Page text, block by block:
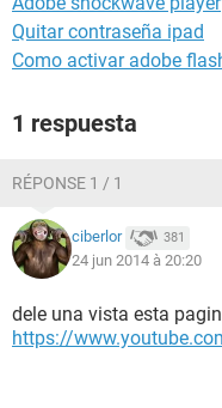
Quitar contraseña ipad
Como activar adobe
1 respuesta
RÉPONSE 1 / 1
ciberlor 381
24 jun 2014 à 20:20
dele una vista esta
https://